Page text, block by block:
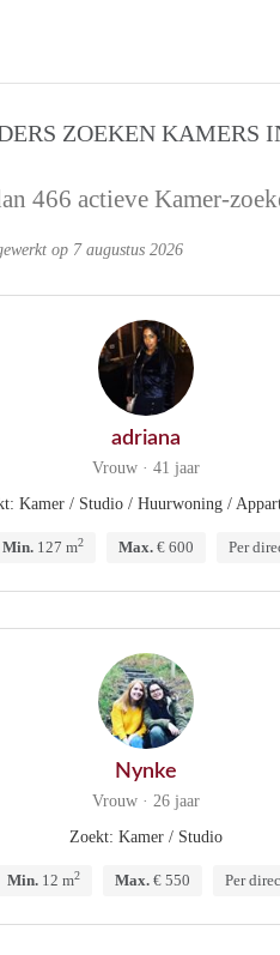
ZOEKEN KAMERS
466 actieve Kamer-
op 7 augustus 2026
adriana
Vrouw · 41 jaar
Kamer / Studio / Huurwoning /
Min. 127 m2 Max. € 600 Per
Nynke
Vrouw · 26 jaar
Zoekt: Kamer / Studio
Min.12 m2 Max.€ 550 Per